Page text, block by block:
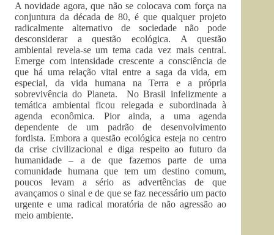
A novidade agora, que não se colocava com força na
conjuntura da década de 80, é que qualquer projeto
radicalmente alternativo de sociedade não pode
desconsiderar a questão ecológica. A questão
ambiental revela-se um tema cada vez mais central.
Emerge com intensidade crescente a consciência de
que há uma relação vital entre a saga da vida, em
especial, da vida humana na Terra e a própria
sobrevivência do Planeta. No Brasil infelizmente a
temática ambiental ficou relegada e subordinada à
agenda econômica. Pior ainda, a uma agenda
dependente de um padrão de desenvolvimento
fordista. Embora a questão ecológica esteja no centro
da crise civilizacional e diga respeito ao futuro da
humanidade – a de que fazemos parte de uma
comunidade humana que tem um destino comum,
poucos levam a sério as advertências de que
avançamos o sinal e de que se faz necessário um pacto
urgente e uma radical moratória de não agressão ao
meio ambiente.